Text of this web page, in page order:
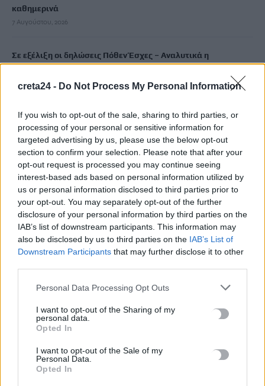
creta24 - Do Not Process My Personal Information
If you wish to opt-out of the sale, sharing to third parties, or
processing of your personal or sensitive information for
targeted advertising by us, please use the below opt-out
section to confirm your selection. Please note that after your
opt-out request is processed you may continue seeing
interest-based ads based on personal information utilized by
us or personal information disclosed to third parties prior to
your opt-out. You may separately opt-out of the further
disclosure of your personal information by third parties on the
IAB’s list of downstream participants. This information may
also be disclosed by us to third parties on the IAB’s List of
Downstream Participants that may further disclose it to other
Personal Data Processing Opt Outs
I want to opt-out of the Sharing of my
personal data.
Opted In
I want to opt-out of the Sale of my
Personal Data.
Opted In
καθημερινά
7 Αυγούστου, 2026
Σε εξέλιξη οι δηλώσεις Πόθεν Έσχες – Αναλυτικά η
7 Αυγούστου, 2026
Πότε πληρώνονται οι συντάξεις Σεπτεμβρίου
7 Αυγούστου, 2026
Ξεκινούν οι ετήσιες Καλοκαιρινές Εκθέσεις του Φεστιβάλ
Κινηματογράφου Χανίων
7 Αυγούστου, 2026
Ισπανία: Απολιθώματα αποκαλύπτουν ότι οι πρώτοι
Ευρωπαίοι ίσως ασκούσαν κανιβαλισμό
7 Αυγούστου, 2026
Σοκαριστικές αποκαλύψεις του FBI μετά το Μουντιάλ: «Θα
7 Αυγούστου, 2026
ΗΠΑ: Δασκάλα χορού κατηγορείται για σεξουαλική
κακοποίηση δύο ανήλικων μαθητών της
7 Αυγούστου, 2026